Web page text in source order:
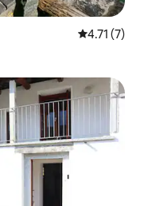
평점 4.71점
4.71 (7)